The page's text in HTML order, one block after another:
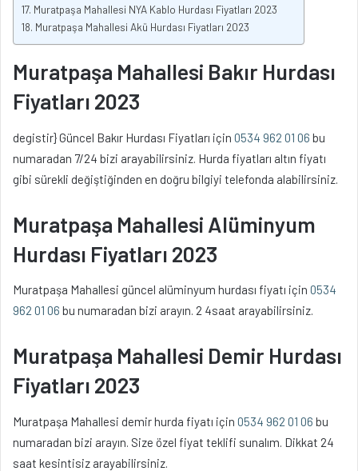
Muratpaşa Mahallesi NYA Kablo Hurdası Fiyatları 2023
Muratpaşa Mahallesi Akü Hurdası Fiyatları 2023
Muratpaşa Mahallesi Bakır Hurdası
Fiyatları 2023
degistir} Güncel Bakır Hurdası Fiyatları için 0534 962 01 06 bu
numaradan 7/24 bizi arayabilirsiniz. Hurda fiyatları altın fiyatı
gibi sürekli değiştiğinden en doğru bilgiyi telefonda alabilirsiniz.
Muratpaşa Mahallesi Alüminyum
Hurdası Fiyatları 2023
Muratpaşa Mahallesi güncel alüminyum hurdası fiyatı için 0534
962 01 06 bu numaradan bizi arayın. 2 4saat arayabilirsiniz.
Muratpaşa Mahallesi Demir Hurdası
Fiyatları 2023
Muratpaşa Mahallesi demir hurda fiyatı için 0534 962 01 06 bu
numaradan bizi arayın. Size özel fiyat teklifi sunalım. Dikkat 24
saat kesintisiz arayabilirsiniz.